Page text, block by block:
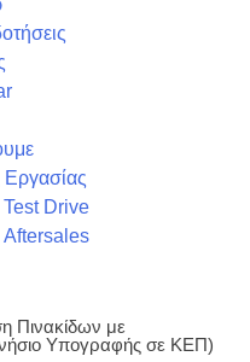
Εργασίας
Test Drive
Aftersales
με
Υπογραφής σε ΚΕΠ)